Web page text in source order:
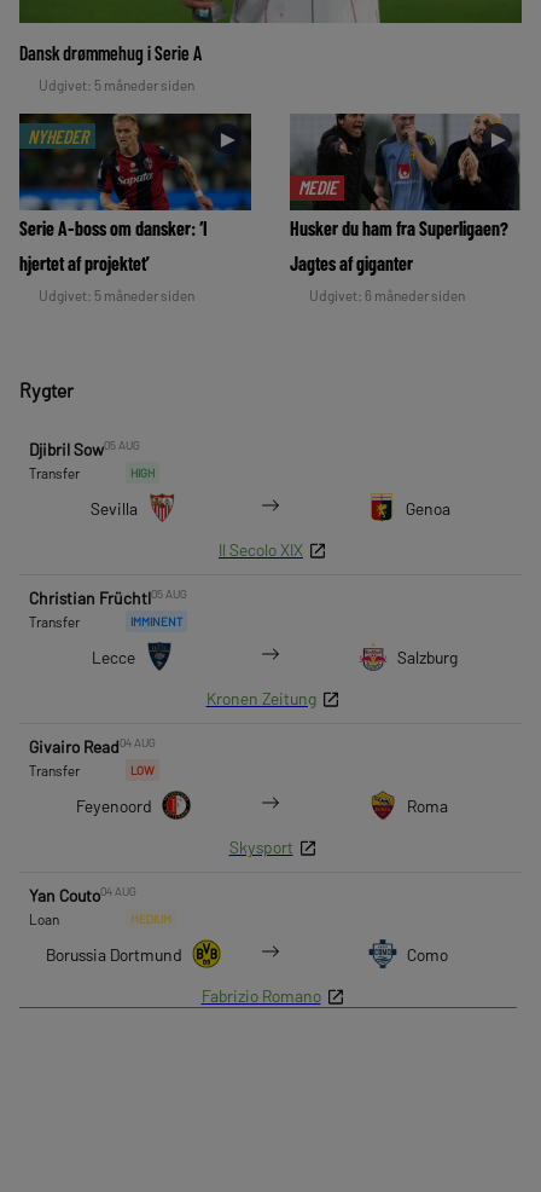
Dansk drømmehug i Serie A
Udgivet: 5 måneder siden
NYHEDER ►
Serie A-boss om dansker: ‘I
hjertet af projektet’
Udgivet: 5 måneder siden
MEDIE
►
Husker du ham fra Superligaen?
Jagtes af giganter
Udgivet: 6 måneder siden
Rygter